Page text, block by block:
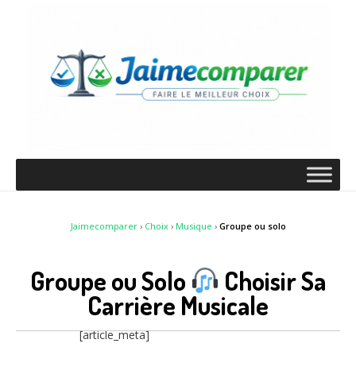
Jaimecomparer› Choix› Musique › Groupe ou solo
Groupe ou Solo Choisir Sa
Carrière Musicale
[article_meta]